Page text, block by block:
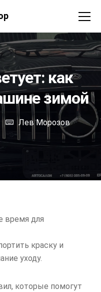
как
зимой
Лев Морозов
время для
краску и
уходу.
которые помогут